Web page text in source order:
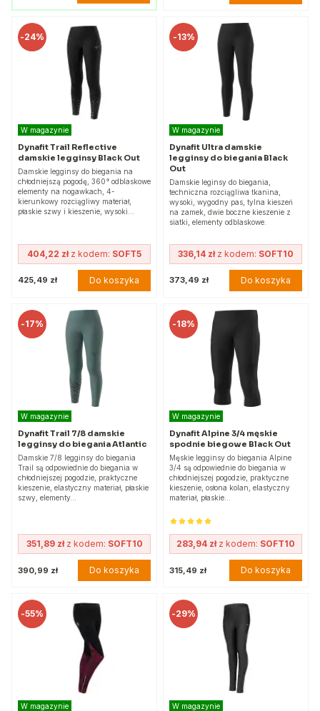
-24%
W magazynie
Dynafit Trail Reflective
damskie legginsy Black Out
Damskie legginsy do biegania na
chłodniejszą pogodę, 360° odblaskowe
elementy na nogawkach, 4-
kierunkowy rozciągliwy materiał,
płaskie szwy i kieszenie, wysoki…
404,22 złz kodem: SOFT5
425,49 zł Do koszyka
-13%
W magazynie
Dynafit Ultra damskie
legginsy do biegania Black
Out
Damskie leginsy do biegania,
techniczna rozciągliwa tkanina,
wysoki, wygodny pas, tylna kieszeń
na zamek, dwie boczne kieszenie z
siatki, elementy odblaskowe.
336,14 złz kodem: SOFT10
373,49 zł Do koszyka
-17%
W magazynie
Dynafit Trail 7/8 damskie
legginsy do biegania Atlantic
Damskie 7/8 legginsy do biegania
Trail są odpowiednie do biegania w
chłodniejszej pogodzie, praktyczne
kieszenie, elastyczny materiał, płaskie
szwy, elementy…
351,89 złz kodem: SOFT10
390,99 zł Do koszyka
-18%
W magazynie
Dynafit Alpine 3/4 męskie
spodnie biegowe Black Out
Męskie legginsy do biegania Alpine
3/4 są odpowiednie do biegania w
chłodniejszej pogodzie, praktyczne
kieszenie, osłona kolan, elastyczny
materiał, płaskie…
283,94 złz kodem: SOFT10
315,49 zł Do koszyka
-55%
W magazynie
-29%
W magazynie